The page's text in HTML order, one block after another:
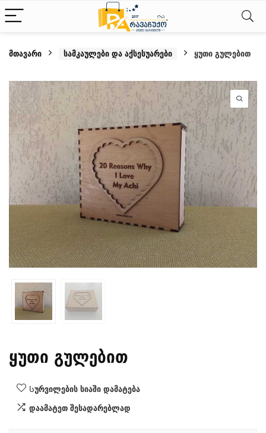
მთავარი სამკაულები და აქსესუარები ყუთი გულებით
ყუთი გულებით
Სურვილების სიაში დამატება
დაამატეთ შესადარებლად